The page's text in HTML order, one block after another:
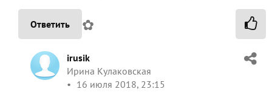
Ответить ✿
irusik
Ирина Кулаковская
16 июля 2018, 23:15